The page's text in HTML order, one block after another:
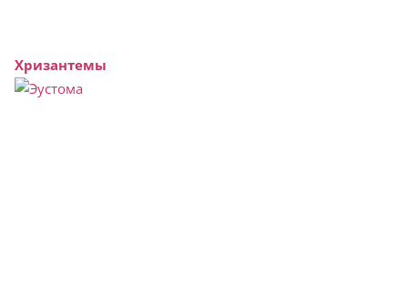
Хризантемы